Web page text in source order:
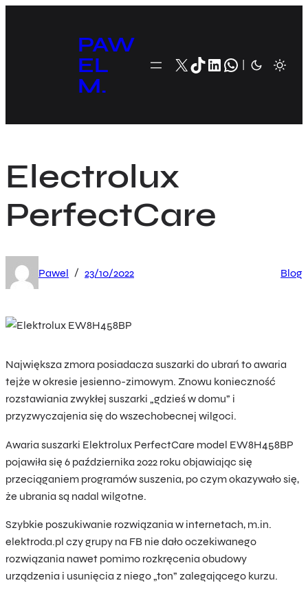
PAW
EL
M.
X TikTok LinkedIn WhatsApp
Electrolux
PerfectCare
Pawel / 23/10/2022 Blog
Największa zmora posiadacza suszarki do ubrań to awaria
tejże w okresie jesienno-zimowym. Znowu konieczność
rozstawiania zwykłej suszarki „gdzieś w domu” i
przyzwyczajenia się do wszechobecnej wilgoci.
Awaria suszarki Elektrolux PerfectCare model EW8H458BP
pojawiła się 6 października 2022 roku objawiając się
przeciąganiem programów suszenia, po czym okazywało się,
że ubrania są nadal wilgotne.
Szybkie poszukiwanie rozwiązania w internetach, m.in.
elektroda.pl czy grupy na FB nie dało oczekiwanego
rozwiązania nawet pomimo rozkręcenia obudowy
urządzenia i usunięcia z niego „ton” zalegającego kurzu.